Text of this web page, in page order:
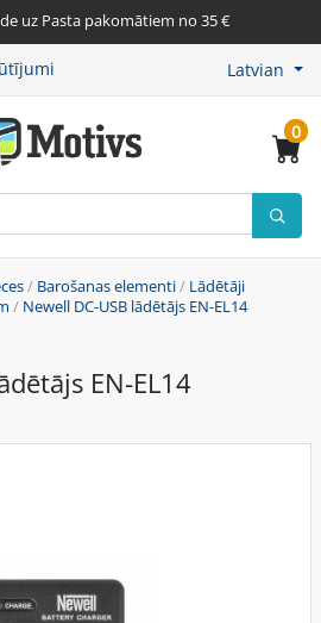
uz Pasta pakomātiem no 35 €
Latvian
0
/ Barošanas elementi/ Lādētāji
/ Newell DC-USB lādētājs EN-EL14
EN-EL14